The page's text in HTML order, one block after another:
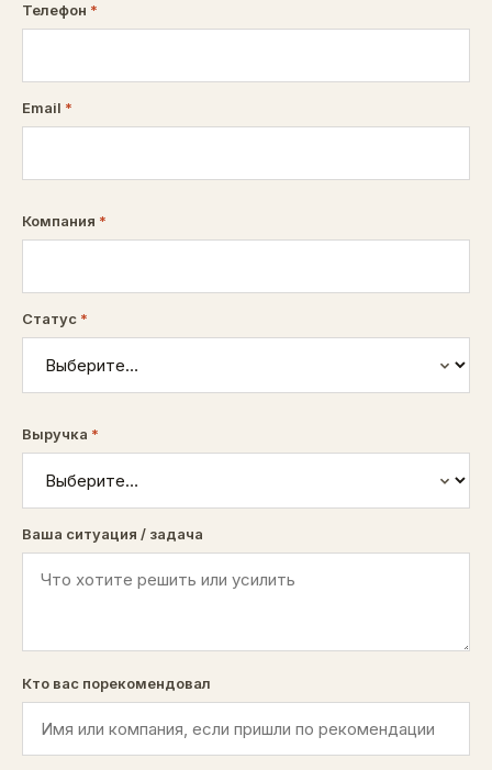
Телефон *
Email *
Компания *
Статус *
Выручка *
Ваша ситуация / задача
Кто вас порекомендовал